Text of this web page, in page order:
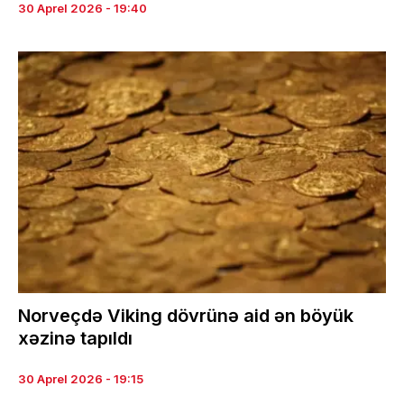
30 Aprel 2026 - 19:40
Norveçdə Viking dövrünə aid ən böyük
xəzinə tapıldı
30 Aprel 2026 - 19:15